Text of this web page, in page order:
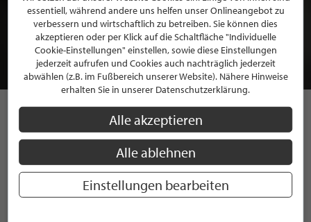
BEWERBEN SIE SICH FÜR EINE GRATIS
MITGLIEDSCHAFT BEI STILPUNKTE®
JETZT GRATIS BEWERBEN
STILPUNKTE AUF
INSTAGRAM
essentiell, während andere uns helfen unser Onlineangebot zu
verbessern und wirtschaftlich zu betreiben. Sie können dies
akzeptieren oder per Klick auf die Schaltfläche "Individuelle
Cookie-Einstellungen" einstellen, sowie diese Einstellungen
jederzeit aufrufen und Cookies auch nachträglich jederzeit
abwählen (z.B. im Fußbereich unserer Website). Nähere Hinweise
erhalten Sie in unserer Datenschutzerklärung.
Alle akzeptieren
Alle ablehnen
Einstellungen bearbeiten